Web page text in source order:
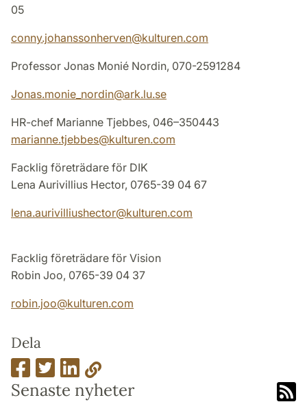
05
conny.johanssonherven@kulturen.com
Professor Jonas Monié Nordin, 070-2591284
Jonas.monie_nordin@ark.lu.se
HR-chef Marianne Tjebbes, 046–350443
marianne.tjebbes@kulturen.com
Facklig företrädare för DIK
Lena Aurivillius Hector, 0765-39 04 67
lena.aurivilliushector@kulturen.com
Facklig företrädare för Vision
Robin Joo, 0765-39 04 37
robin.joo@kulturen.com
Dela
Senaste nyheter